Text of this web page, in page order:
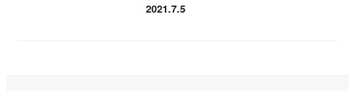
投稿日
2021.7.5